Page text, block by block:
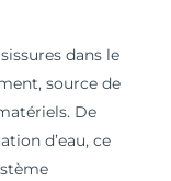
dans le
source de
De
d’eau, ce